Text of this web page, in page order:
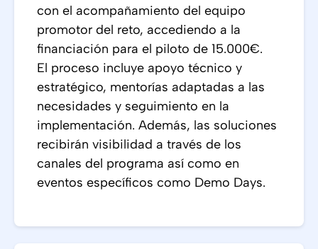
con el acompañamiento del equipo
promotor del reto, accediendo a la
financiación para el piloto de 15.000€.
El proceso incluye apoyo técnico y
estratégico, mentorías adaptadas a las
necesidades y seguimiento en la
implementación. Además, las soluciones
recibirán visibilidad a través de los
canales del programa así como en
eventos específicos como Demo Days.